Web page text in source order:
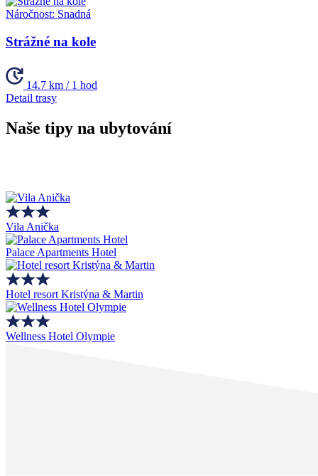
Náročnost: Snadná
Strážné na kole
14.7 km / 1 hod
Detail trasy
Naše tipy na ubytování
Vila Anička
Palace Apartments Hotel
Hotel resort Kristýna & Martin
Wellness Hotel Olympie